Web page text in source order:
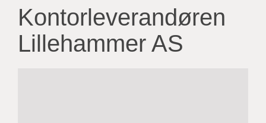
Kontorleverandøren
Lillehammer AS